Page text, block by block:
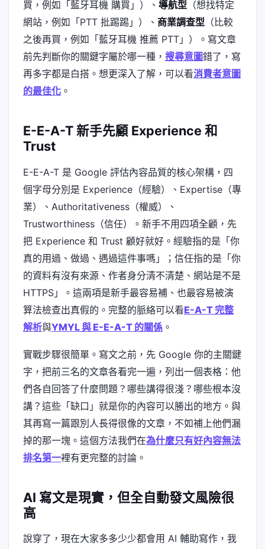
買，例如「藍牙耳機 購買」）、 導航型 （想找特定
網站，例如「PTT 批踢踢」）、 商業調查型 （比較
之後再買，例如「藍牙耳機 推薦 PTT」）。寫文章
前先判斷你的關鍵字屬於哪一種， 搜尋意圖錯了，寫
再多字都是白搭。想更深入了解，可以看消費者意圖
的最佳化 。
E-E-A-T 新手先顧 Experience 和
Trust
E-E-A-T 是 Google 評估內容品質的核心架構，四
個字母分別是 Experience（經驗）、Expertise（專
業）、Authoritativeness（權威）、
Trustworthiness（信任）。新手不用四項全顧，先
把 Experience 和 Trust 顧好就好。經驗指的是「你
真的用過、做過、遇過這件事嗎」；信任指的是「你
的資料有沒有來源、作者身分清不清楚、網站是不是
HTTPS」。這兩項是新手最容易補、也最容易被演
算法檢查出真假的。完整的脈絡可以看E-A-T 完整
解析與YMYL 與 E-E-A-T 的關係 。
實戰步驟很簡單。寫文之前，先 Google 你的主關鍵
字，把前三名的文章各看完一遍，列出一個表格：他
們各自回答了什麼問題？哪些講得很淺？哪些根本沒
講？這些「缺口」就是你的內容可以勝出的地方。與
其再寫一篇跟別人長得很像的文章，不如補上他們漏
掉的那一塊。這個方法我們在為什麼只有好內容無法
排名第一裡有更完整的討論。
AI 寫文是現實，但全自動發文風險很
高
說穿了，現在大家多多少少都會用 AI 輔助寫作，我